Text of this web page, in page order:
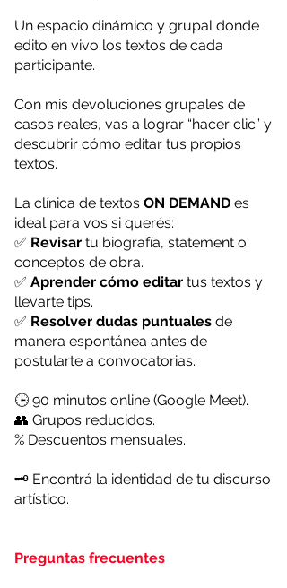
Un espacio dinámico y grupal donde
edito en vivo los textos de cada
participante.
Con mis devoluciones grupales de
casos reales, vas a lograr “hacer clic” y
descubrir cómo editar tus propios
textos.
La clínica de textos ON DEMAND es
ideal para vos si querés:
✅ Revisar tu biografía, statement o
conceptos de obra.
✅ Aprender cómo editar tus textos y
llevarte tips.
✅ Resolver dudas puntuales de
manera espontánea antes de
postularte a convocatorias.
🕒 90 minutos online (Google Meet).
👥 Grupos reducidos.
% Descuentos mensuales.
🗝️ Encontrá la identidad de tu discurso
artístico.
Preguntas frecuentes